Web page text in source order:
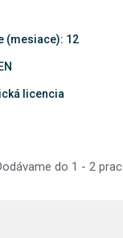
(mesiace): 12
licencia
do 1 - 2